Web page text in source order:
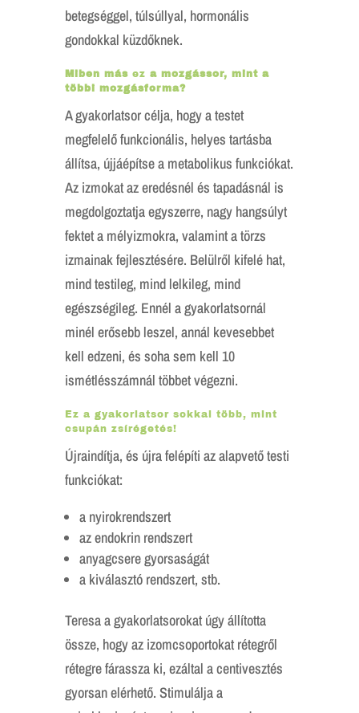
betegséggel, túlsúllyal, hormonális
gondokkal küzdőknek.
Miben másez a mozgássor, mint a
többi mozgásforma?
A gyakorlatsor célja, hogy a testet
megfelelő funkcionális, helyes tartásba
állítsa, újjáépítse a metabolikus funkciókat.
Az izmokat az eredésnél és tapadásnál is
megdolgoztatja egyszerre, nagy hangsúlyt
fektet a mélyizmokra, valamint a törzs
izmainak fejlesztésére. Belülről kifelé hat,
mind testileg, mind lelkileg, mind
egészségileg. Ennél a gyakorlatsornál
minél erősebb leszel, annál kevesebbet
kell edzeni, és soha sem kell 10
ismétlésszámnál többet végezni.
Ez a gyakorlatsor sokkal több, mint
csupán zsírégetés!
Újraindítja, és újra felépíti az alapvető testi
funkciókat:
a nyirokrendszert
az endokrin rendszert
anyagcsere gyorsaságát
a kiválasztó rendszert, stb.
Teresa a gyakorlatsorokat úgy állította
össze, hogy az izomcsoportokat rétegről
rétegre fárassza ki, ezáltal a centivesztés
gyorsan elérhető. Stimulálja a